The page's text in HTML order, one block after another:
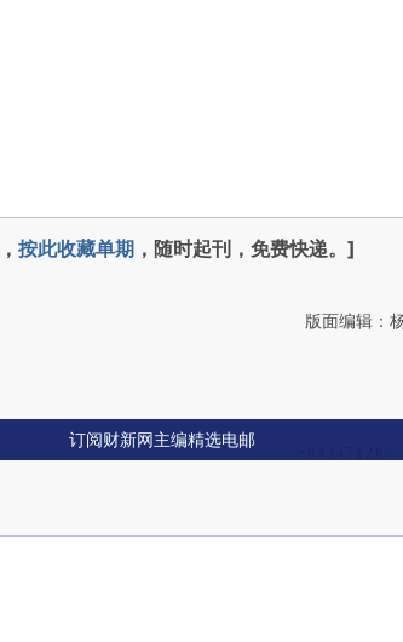
， 按此收藏单期 ，随时起刊，免费快递。]
版面编辑：
订阅财新网主编精选电邮